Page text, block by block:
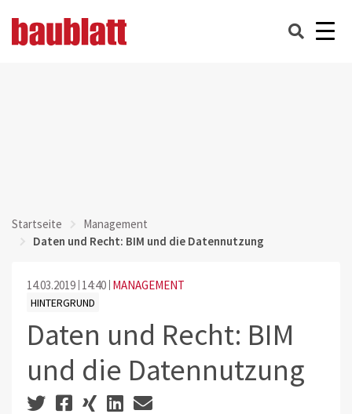
Startseite
Management
Daten und Recht: BIM und die Datennutzung
14.03.2019 14:40 MANAGEMENT
HINTERGRUND
Daten und Recht: BIM
und die Datennutzung